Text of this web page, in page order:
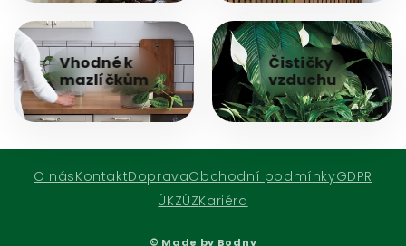
Vhodné k
mazlíčkům
Čističky
vzduchu
O násKontaktDopravaObchodní podmínkyGDPR
ÚKZÚZKariéra
© Made by Bodny